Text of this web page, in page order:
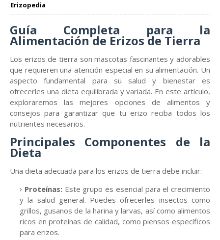
Erizopedia
Guía Completa para la
Alimentación de Erizos de Tierra
Los erizos de tierra son mascotas fascinantes y adorables
que requieren una atención especial en su alimentación. Un
aspecto fundamental para su salud y bienestar es
ofrecerles una dieta equilibrada y variada. En este artículo,
exploraremos las mejores opciones de alimentos y
consejos para garantizar que tu erizo reciba todos los
nutrientes necesarios.
Principales Componentes de la
Dieta
Una dieta adecuada para los erizos de tierra debe incluir:
Proteínas: Este grupo es esencial para el crecimiento
y la salud general. Puedes ofrecerles insectos como
grillos, gusanos de la harina y larvas, así como alimentos
ricos en proteínas de calidad, como piensos específicos
para erizos.